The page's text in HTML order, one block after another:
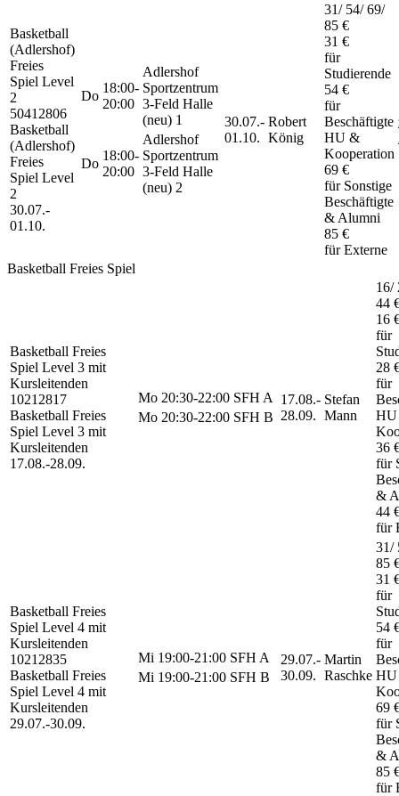
Basketball
(Adlershof)
Freies
Spiel Level
2
50412806
Basketball
(Adlershof)
Freies
Spiel Level
2
30.07.-
01.10.
Do
18:00-
20:00
Adlershof
Sportzentrum
3-Feld Halle
(neu) 1
Do
18:00-
20:00
Adlershof
Sportzentrum
3-Feld Halle
(neu) 2
30.07.-
01.10.
Robert
König
31/ 54/ 69/
85 €
31 €
für
Studierende
54 €
für
Beschäftigte
HU &
Kooperation
69 €
für Sonstige
Beschäftigte
& Alumni
85 €
für Externe
Basketball Freies Spiel
Basketball Freies
Spiel Level 3 mit
Kursleitenden
10212817
Basketball Freies
Spiel Level 3 mit
Kursleitenden
17.08.-28.09.
Mo 20:30-22:00 SFH A
Mo 20:30-22:00 SFH B
17.08.-
28.09.
Stefan
Mann
16/
44
16
für
28
für
36
für
&
44
für
Basketball Freies
Spiel Level 4 mit
Kursleitenden
10212835
Basketball Freies
Spiel Level 4 mit
Kursleitenden
29.07.-30.09.
Mi 19:00-21:00 SFH A
Mi 19:00-21:00 SFH B
29.07.-
30.09.
Martin
Raschke
31/
85
31
für
54
für
69
für
&
85
für